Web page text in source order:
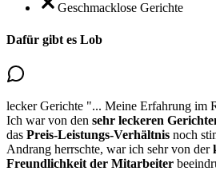
Geschmacklose Gerichte
Dafür gibt es Lob
lecker Gerichte "... Meine Erfahrung im
Ich war von den sehr leckeren
das Preis-Leistungs-Verhältnis noch
Andrang herrschte, war ich sehr von der
Freundlichkeit der Mitarbeiter